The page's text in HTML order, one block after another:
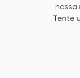
nessa
Tente